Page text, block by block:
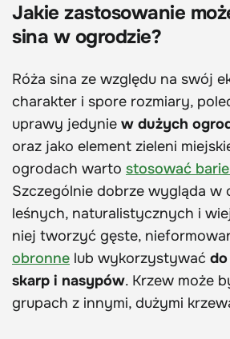
Jakie zastosowanie
sina w ogrodzie?
Róża sina ze względu na swój
charakter i spore rozmiary,
uprawy jedynie w dużych
oraz jako element zieleni
ogrodach warto stosować
Szczególnie dobrze wygląda w
leśnych, naturalistycznych i
niej tworzyć gęste,
obronne lub wykorzystywać
skarp i nasypów. Krzew może
grupach z innymi, dużymi